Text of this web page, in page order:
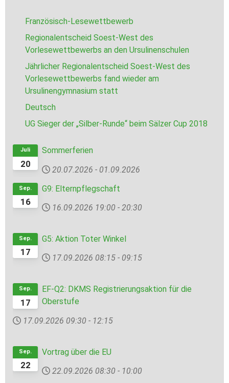
Französisch-Lesewettbewerb
Regionalentscheid Soest-West des
Vorlesewettbewerbs an den Ursulinenschulen
Jährlicher Regionalentscheid Soest-West des
Vorlesewettbewerbs fand wieder am
Ursulinengymnasium statt
Deutsch
UG Sieger der „Silber-Runde“ beim Sälzer Cup 2018
20
Juli
Sommerferien
20.07.2026 - 01.09.2026
16
Sep.
G9: Elternpflegschaft
16.09.2026 19:00 - 20:30
17
Sep.
G5: Aktion Toter Winkel
17.09.2026 08:15 - 09:15
17
Sep.
EF-Q2: DKMS Registrierungsaktion für die
Oberstufe
17.09.2026 09:30 - 12:15
22
Sep.
Vortrag über die EU
22.09.2026 08:30 - 10:00